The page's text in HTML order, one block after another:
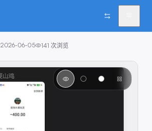
2026-06-05 141 次浏览